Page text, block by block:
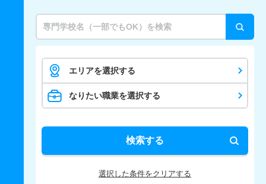
エリアを選択する
なりたい職業を選択する
検索する
選択した条件をクリアする